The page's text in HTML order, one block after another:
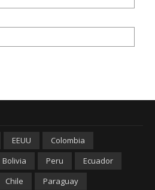
EEUU
Colombia
Bolivia Peru
Ecuador
Chile Paraguay